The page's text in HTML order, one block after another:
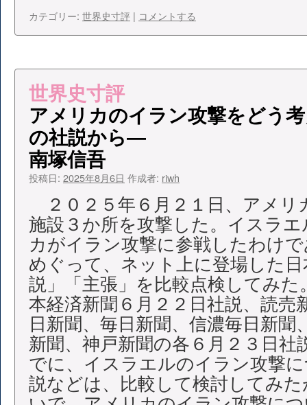
カテゴリー: 世界史寸評 | コメントする
世界史寸評
アメリカのイラン攻撃をどう
の社説から―
南塚信吾
投稿日: 2025年8月6日 作成者: riwh
２０２５年６月２１日、アメリ
施設３か所を攻撃した。イスラ
カがイラン攻撃に参戦したわけ
めぐって、ネット上に登場した
説」「主張」を比較点検してみ
本経済新聞６月２２日社説、読売
日新聞、毎日新聞、信濃毎日新聞
新聞、神戸新聞の各６月２３日社
でに、イスラエルのイラン攻撃
説などは、比較して検討してみ